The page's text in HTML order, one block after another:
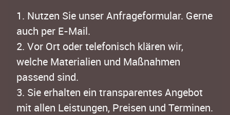
1. Nutzen Sie unser Anfrageformular. Gerne
auch per E-Mail.
2. Vor Ort oder telefonisch klären wir,
welche Materialien und Maßnahmen
passend sind.
3. Sie erhalten ein transparentes Angebot
mit allen Leistungen, Preisen und Terminen.